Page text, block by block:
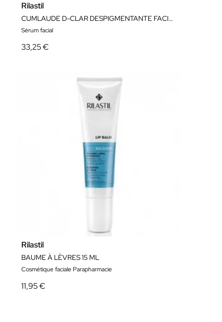
Rilastil
CUMLAUDE D-CLAR DESPIGMENTANTE FACIAL 30 ml
Sérum facial
33,25 €
Rilastil
BAUME À LÈVRES 15 ML
Cosmétique faciale Parapharmacie
11,95 €